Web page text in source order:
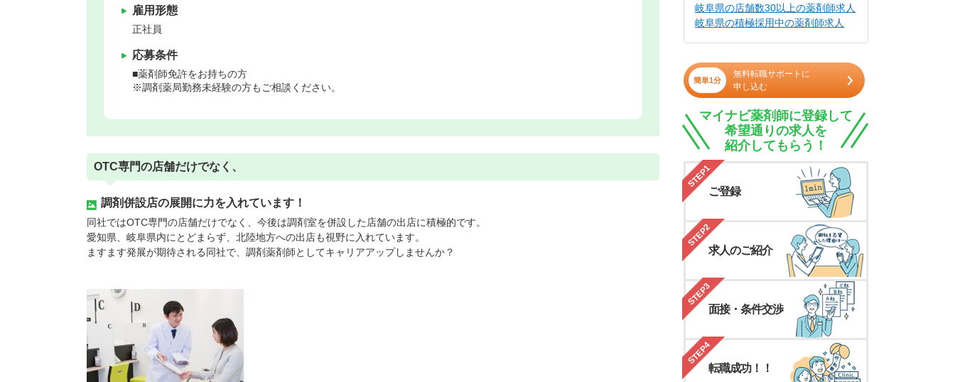
雇用形態
正社員
応募条件
■薬剤師免許をお持ちの方
※調剤薬局勤務未経験の方もご相談ください。
OTC専門の店舗だけでなく、
調剤併設店の展開に力を入れています！
同社ではOTC専門の店舗だけでなく、今後は調剤室を併設した店舗の出店に積極的です。
愛知県、岐阜県内にとどまらず、北陸地方への出店も視野に入れています。
ますます発展が期待される同社で、調剤薬剤師としてキャリアアップしませんか？
岐阜県の店舗数30以上の薬剤師求人
岐阜県の積極採用中の薬剤師求人
簡単1分
無料転職サポートに
申し込む
マイナビ薬剤師に登録して
希望通りの求人を
紹介してもらう！
STEP1
ご登録
STEP2
求人のご紹介
STEP3
面接・条件交渉
STEP4
転職成功！！